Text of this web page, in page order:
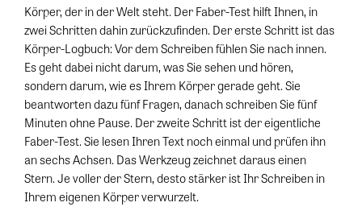
Körper, der in der Welt steht. Der Faber-Test hilft Ihnen, in
zwei Schritten dahin zurückzufinden. Der erste Schritt ist das
Körper-Logbuch: Vor dem Schreiben fühlen Sie nach innen.
Es geht dabei nicht darum, was Sie sehen und hören,
sondern darum, wie es Ihrem Körper gerade geht. Sie
beantworten dazu fünf Fragen, danach schreiben Sie fünf
Minuten ohne Pause. Der zweite Schritt ist der eigentliche
Faber-Test. Sie lesen Ihren Text noch einmal und prüfen ihn
an sechs Achsen. Das Werkzeug zeichnet daraus einen
Stern. Je voller der Stern, desto stärker ist Ihr Schreiben in
Ihrem eigenen Körper verwurzelt.